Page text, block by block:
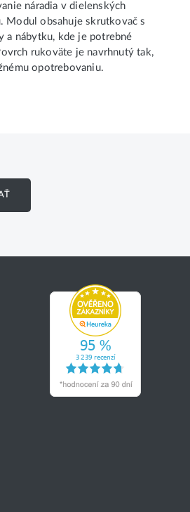
náradia v dielenských
Modul obsahuje skrutkovač s
a nábytku, kde je potrebné
rukoväte je navrhnutý tak,
opotrebovaniu.